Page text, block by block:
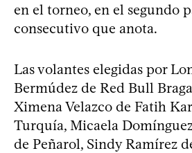
en el torneo, en el segundo
consecutivo que anota.
Las volantes elegidas por
Bermúdez de Red Bull
Ximena Velazco de Fatih
Turquía, Micaela
de Peñarol, Sindy Ramírez